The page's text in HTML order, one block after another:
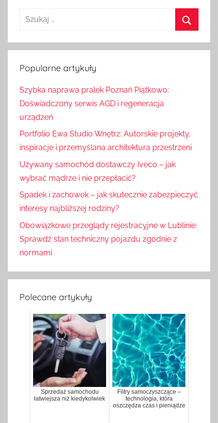
u
a
z
Popularne artykuły
Szybka naprawa pralek Poznań Piątkowo:
Doświadczony serwis AGD i regeneracja
urządzeń
Portfolio Ewa Studio Wnętrz: Autorskie projekty,
inspiracje i przemyślana architektura przestrzeni
Używany samochód dostawczy Iveco – jak
wybrać mądrze i nie przepłacić?
Spadek i zachowek – jak skutecznie zabezpieczyć
interesy najbliższej rodziny?
Obowiązkowe przeglądy rejestracyjne w Lublinie:
Sprawdź stan techniczny pojazdu zgodnie z
normami
Polecane artykuły
Sprzedaż samochodu
łatwiejsza niż kiedykolwiek
Filtry samoczyszczące –
technologia, która
oszczędza czas i pieniądze